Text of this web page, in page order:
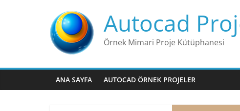
Autocad
Örnek Mimari Proje Kütüphanesi
ANA SAYFA AUTOCAD ÖRNEK PROJELER